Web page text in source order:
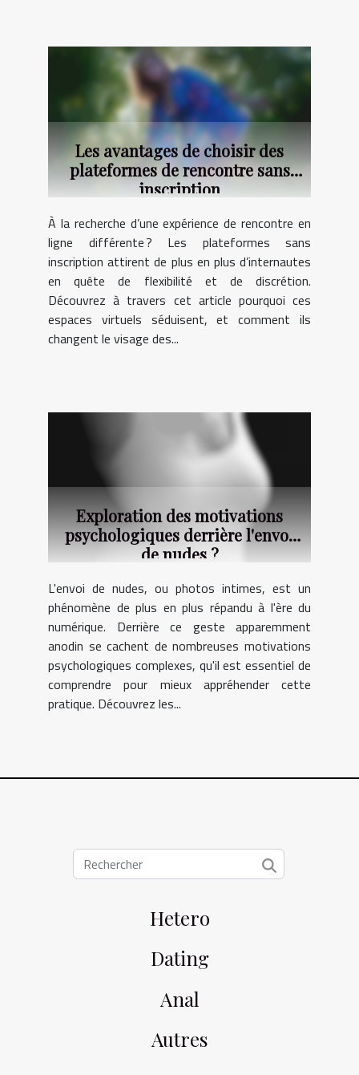
Les avantages de choisir des
plateformes de rencontre sans
inscription
À la recherche d’une expérience de rencontre en
ligne différente ? Les plateformes sans
inscription attirent de plus en plus d’internautes
en quête de flexibilité et de discrétion.
Découvrez à travers cet article pourquoi ces
espaces virtuels séduisent, et comment ils
changent le visage des...
Exploration des motivations
psychologiques derrière l'envoi
de nudes ?
L'envoi de nudes, ou photos intimes, est un
phénomène de plus en plus répandu à l'ère du
numérique. Derrière ce geste apparemment
anodin se cachent de nombreuses motivations
psychologiques complexes, qu'il est essentiel de
comprendre pour mieux appréhender cette
pratique. Découvrez les...
Hetero
Dating
Anal
Autres